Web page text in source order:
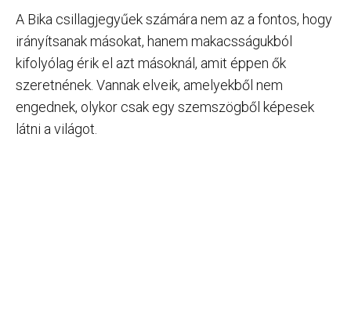
A Bika csillagjegyűek számára nem az a fontos, hogy
irányítsanak másokat, hanem makacsságukból
kifolyólag érik el azt másoknál, amit éppen ők
szeretnének. Vannak elveik, amelyekből nem
engednek, olykor csak egy szemszögből képesek
látni a világot.